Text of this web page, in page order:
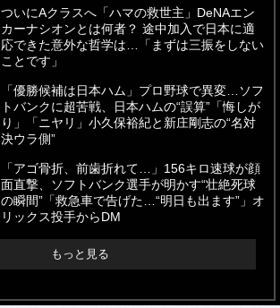
ついにAクラスへ「ハマの救世主」DeNAエン
カーナシオンとは何者？ 途中加入で日本に適
応できた意外な哲学は…「まずは三振をしない
ことです」
「優勝候補は日本ハム」プロ野球で異変…ソフ
トバンクに超苦戦、日本ハムの“誤算”「悔しが
り」「ニヤリ」小久保裕紀と新庄剛志の“名対
決ウラ側”
「アゴ骨折、前歯折れて…」156キロ速球が顔
面直撃、ソフトバンク選手が明かす“壮絶死球
の瞬間”「救急車で告げた…“明日も出ます”」オ
リックス投手からDM
もっと見る